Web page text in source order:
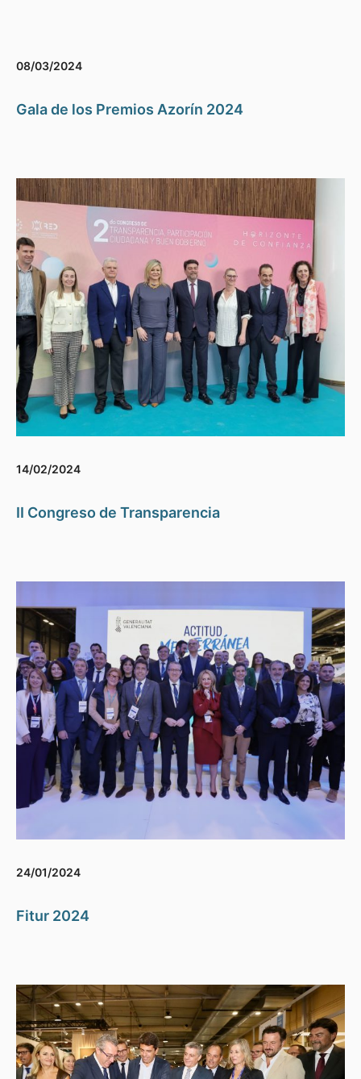
08/03/2024
Gala de los Premios Azorín 2024
14/02/2024
II Congreso de Transparencia
24/01/2024
Fitur 2024